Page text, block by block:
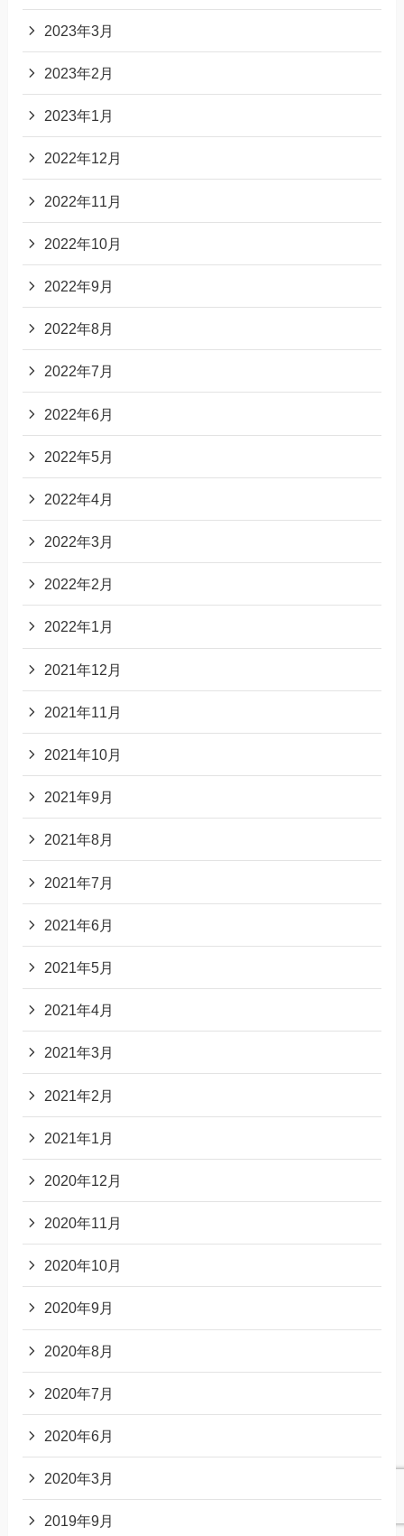
2023年3月
2023年2月
2023年1月
2022年12月
2022年11月
2022年10月
2022年9月
2022年8月
2022年7月
2022年6月
2022年5月
2022年4月
2022年3月
2022年2月
2022年1月
2021年12月
2021年11月
2021年10月
2021年9月
2021年8月
2021年7月
2021年6月
2021年5月
2021年4月
2021年3月
2021年2月
2021年1月
2020年12月
2020年11月
2020年10月
2020年9月
2020年8月
2020年7月
2020年6月
2020年3月
2019年9月